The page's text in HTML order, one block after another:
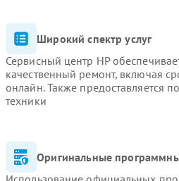
Широкий спектр услуг
Сервисный центр HP
качественный ремонт, включая
онлайн. Также предоставляется
техники
Оригинальные